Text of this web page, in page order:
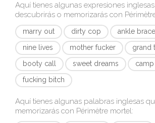
Aquí tienes algunas expresiones
descubrirás o memorizarás con
marry out dirty cop
ankle
nine lives
mother fucker
grand
booty call
sweet dreams
fucking bitch
Aquí tienes algunas palabras inglesas
memorizarás con Périmètre mortel: